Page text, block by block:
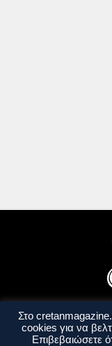
Ταυτότητα
Στο
cookies για να
Επιβεβαιώσετε